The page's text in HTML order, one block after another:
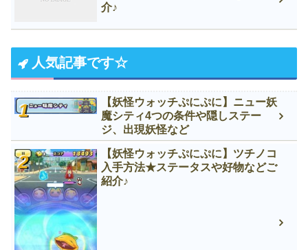
介♪
人気記事です☆
【妖怪ウォッチぷにぷに】ニュー妖
魔シティ4つの条件や隠しステー
ジ、出現妖怪など
【妖怪ウォッチぷにぷに】ツチノコ
入手方法★ステータスや好物などご
紹介♪